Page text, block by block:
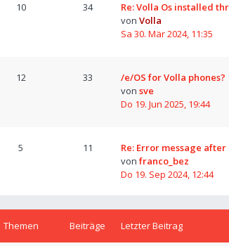
10 34
Re: Volla Os installed
von Volla
Sa 30. Mär 2024, 11:35
12 33
/e/OS for Volla phones?
von sve
Do 19. Jun 2025, 19:44
5 11
Re: Error message
von franco_bez
Do 19. Sep 2024, 12:44
Themen Beiträge Letzter Beitrag